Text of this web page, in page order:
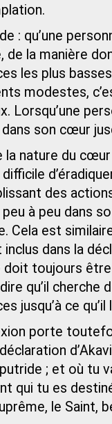
: qu’une
de la manière
les plus
modestes,
Lorsqu’une
son cœur
la nature du
des
à peu dans
Cela est
inclus dans la
doit toujours être
qu’il
jusqu’à ce qu’il
porte
; et où tu
qui tu es
le Saint,